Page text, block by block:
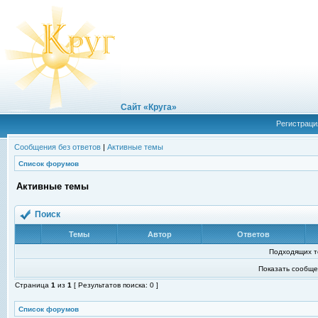
Сайт «Круга»
Сообщения без ответов | Активные темы
Список форумов
Активные темы
Поиск
Темы Автор Ответов
Подходящих
Показать
Страница 1 из 1 [ Результатов поиска: 0 ]
Список форумов